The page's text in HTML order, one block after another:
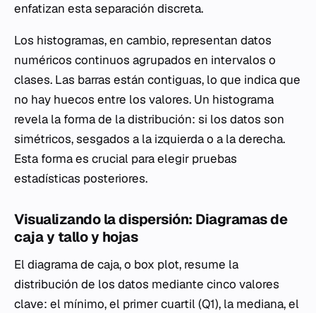
enfatizan esta separación discreta.
Los histogramas, en cambio, representan datos
numéricos continuos agrupados en intervalos o
clases. Las barras están contiguas, lo que indica que
no hay huecos entre los valores. Un histograma
revela la forma de la distribución: si los datos son
simétricos, sesgados a la izquierda o a la derecha.
Esta forma es crucial para elegir pruebas
estadísticas posteriores.
Visualizando la dispersión: Diagramas de
caja y tallo y hojas
El diagrama de caja, o box plot, resume la
distribución de los datos mediante cinco valores
clave: el mínimo, el primer cuartil (Q1), la mediana, el